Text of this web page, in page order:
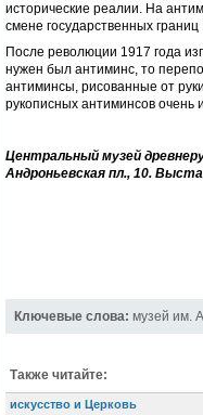
исторические реалии. На
смене государственных
После революции 1917 года
нужен был антиминс, то
антиминсы, рисованные от
рукописных антиминсов очень
Центральный музей
Андроньевская пл., 10.
Ключевые слова: музей им.
Также читайте:
искусство и Церковь